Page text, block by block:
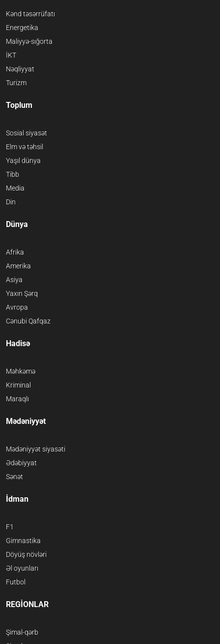
Kənd təsərrüfatı
Energetika
Maliyyə-sığorta
İKT
Nəqliyyat
Turizm
Toplum
Sosial siyasət
Elm və təhsil
Yaşıl dünya
Tibb
Media
Din
Dünya
Afrika
Amerika
Asiya
Yaxın Şərq
Avropa
Cənubi Qafqaz
Hadisə
Məhkəmə
Kriminal
Maraqlı
Mədəniyyət
Mədəniyyət siyasəti
Ədəbiyyat
Sənət
İdman
F1
Gimnastika
Döyüş növləri
Əl oyunları
Futbol
REGİONLAR
Şimal-qərb